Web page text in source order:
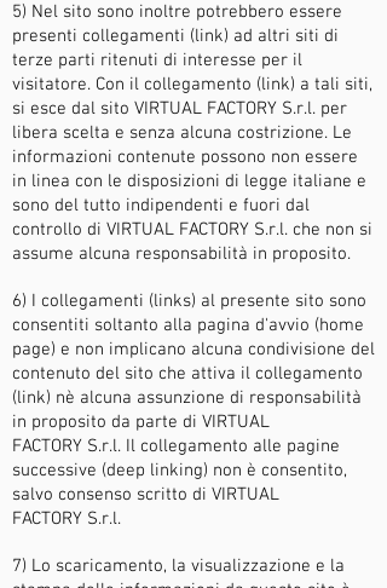
5) Nel sito sono inoltre potrebbero essere
presenti collegamenti (link) ad altri siti di
terze parti ritenuti di interesse per il
visitatore. Con il collegamento (link) a tali siti,
si esce dal sito VIRTUAL FACTORY S.r.l. per
libera scelta e senza alcuna costrizione. Le
informazioni contenute possono non essere
in linea con le disposizioni di legge italiane e
sono del tutto indipendenti e fuori dal
controllo di VIRTUAL FACTORY S.r.l. che non si
assume alcuna responsabilità in proposito.
6) I collegamenti (links) al presente sito sono
consentiti soltanto alla pagina d'avvio (home
page) e non implicano alcuna condivisione del
contenuto del sito che attiva il collegamento
(link) nè alcuna assunzione di responsabilità
in proposito da parte di VIRTUAL
FACTORY S.r.l. Il collegamento alle pagine
successive (deep linking) non è consentito,
salvo consenso scritto di VIRTUAL
FACTORY S.r.l.
7) Lo scaricamento, la visualizzazione e la